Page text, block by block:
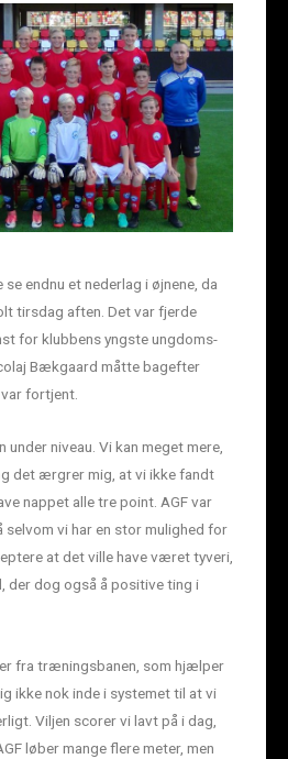
se endnu et nederlag i øjnene, da
tirsdag aften. Det var fjerde
for klubbens yngste ungdoms-
Bækgaard måtte bagefter
fortjent.
niveau. Vi kan meget mere,
det ærgrer mig, at vi ikke fandt
nappet alle tre point. AGF var
selvom vi har en stor mulighed for
at det ville have været tyveri,
der dog også å positive ting i
fra træningsbanen, som hjælper
ikke nok inde i systemet til at vi
Viljen scorer vi lavt på i dag,
løber mange flere meter, men